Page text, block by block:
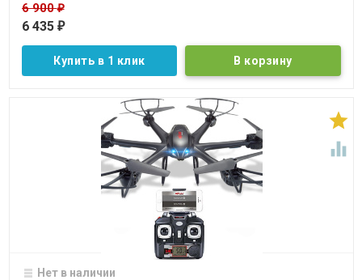
6 900₽
6 435 ₽
Купить в 1 клик


Нет в наличии